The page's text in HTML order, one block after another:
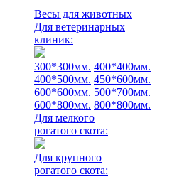
Весы для животных
Для ветеринарных
клиник:
300*300мм. 400*400мм.
400*500мм. 450*600мм.
600*600мм. 500*700мм.
600*800мм. 800*800мм.
Для мелкого
рогатого скота:
Для крупного
рогатого скота: